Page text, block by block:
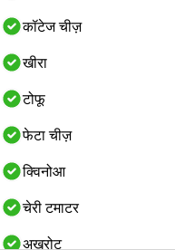
कॉटेज चीज़
खीरा
टोफू
फेटा चीज़
क्विनोआ
चेरी टमाटर
अखरोट